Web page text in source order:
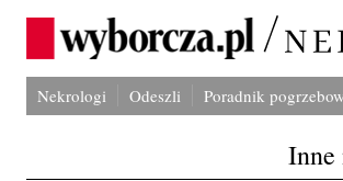
Nekrologi Odeszli Poradnik